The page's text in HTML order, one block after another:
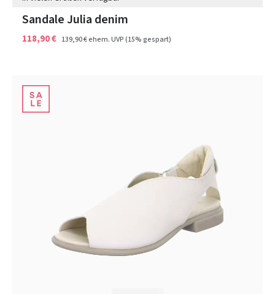
Sandale Julia denim
118,90 € 139,90 €ehem. UVP(15% gespart)